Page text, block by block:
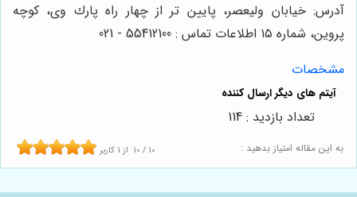
آدرس: خيابان وليعصر، پايين تر از چهار راه پارك وى، كوچه
پروين، شماره ١٥ اطلاعات تماس : 55412100 - 021
مشخصات
به این مقاله امتیاز بدهید : 10 / 10 از 1 کاربر
تعداد بازدید : 114